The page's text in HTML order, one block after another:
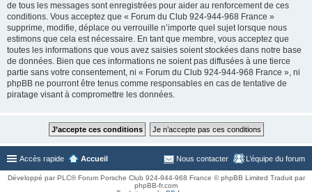
de tous les messages sont enregistrées pour aider au renforcement de ces
conditions. Vous acceptez que « Forum du Club 924-944-968 France »
supprime, modifie, déplace ou verrouille n’importe quel sujet lorsque nous
estimons que cela est nécessaire. En tant que membre, vous acceptez que
toutes les informations que vous avez saisies soient stockées dans notre base
de données. Bien que ces informations ne soient pas diffusées à une tierce
partie sans votre consentement, ni « Forum du Club 924-944-968 France », ni
phpBB ne pourront être tenus comme responsables en cas de tentative de
piratage visant à compromettre les données.
Accès rapide Accueil L’équipe du forum
Nous contacter
Développé par PLC® Forum Porsche Club 924-944-968 France © phpBB Limited Traduit par
phpBB-fr.com